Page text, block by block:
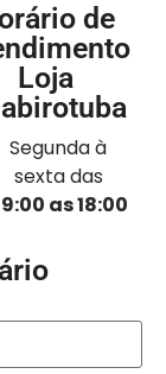
de
Loja
Segunda à
sexta das
as 18:00